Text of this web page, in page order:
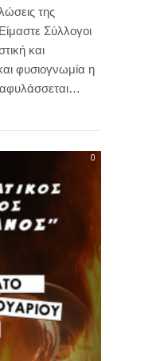
της
Σύλλογοι
και
φυσιογνωμία η
0